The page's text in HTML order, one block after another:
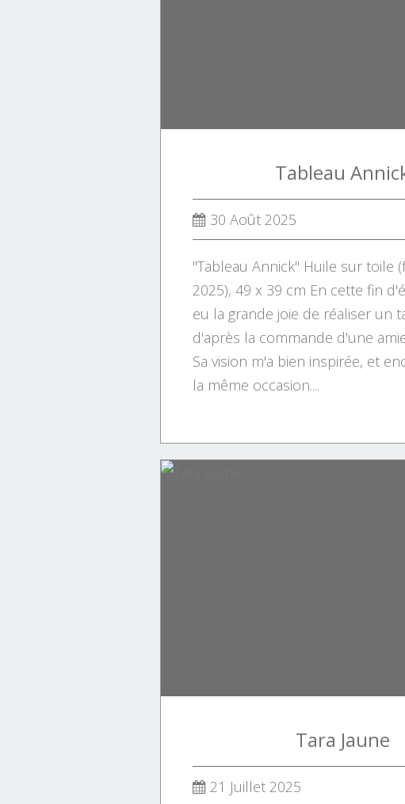
Tableau
30 Août 2025
"Tableau Annick" Huile sur toile
2025), 49 x 39 cm En cette fin
eu la grande joie de réaliser un
d'après la commande d'une
Sa vision m'a bien inspirée, et
la même occasion....
Tara Jaune
21 Juillet 2025